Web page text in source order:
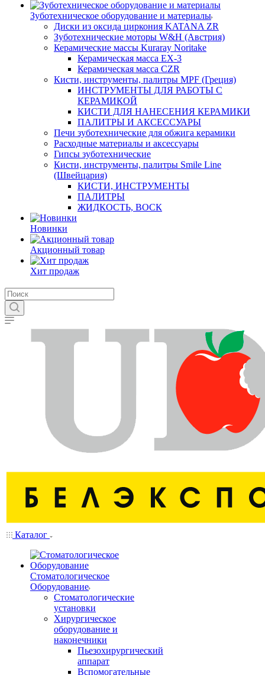
Зуботехническое оборудование и материалы
Диски из оксида циркония KATANA ZR
Зуботехнические моторы W&H (Австрия)
Керамические массы Kuraray Noritake
Керамическая масса EX-3
Керамическая масса CZR
Кисти, инструменты, палитры MPF (Греция)
ИНСТРУМЕНТЫ ДЛЯ РАБОТЫ С
КЕРАМИКОЙ
КИСТИ ДЛЯ НАНЕСЕНИЯ КЕРАМИКИ
ПАЛИТРЫ И АКСЕССУАРЫ
Печи зуботехнические для обжига керамики
Расходные материалы и аксессуары
Гипсы зуботехнические
Кисти, инструменты, палитры Smile Line
(Швейцария)
КИСТИ, ИНСТРУМЕНТЫ
ПАЛИТРЫ
ЖИДКОСТЬ, ВОСК
Новинки
Акционный товар
Хит продаж
Каталог
Стоматологическое
Оборудование
Стоматологические
установки
Хирургическое
оборудование и
наконечники
Пьезохирургический
аппарат
Вспомогательные